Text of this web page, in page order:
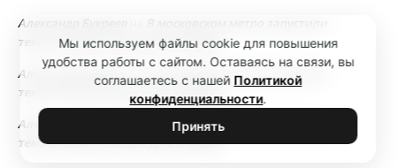
Александр Букреев
тематический поезд к Дню Победы
Александр Букреев
В московском метро запустили
тематический поезд к Дню Победы
Александр Букреев
В московском метро запустили
тематический поезд к Дню Победы
Мы используем файлы cookie для повышения
удобства работы с сайтом. Оставаясь на связи, вы
соглашаетесь с нашей Политикой
конфиденциальности.
Принять